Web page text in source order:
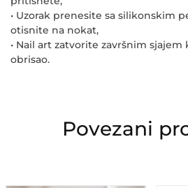
• Uzorak prenesite sa silikonskim
otisnite na nokat,
• Nail art zatvorite završnim sjajem
obrisao.
Povezani